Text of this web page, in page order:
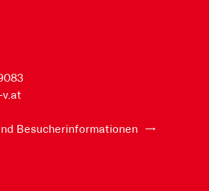
v.at
Besucherinformationen